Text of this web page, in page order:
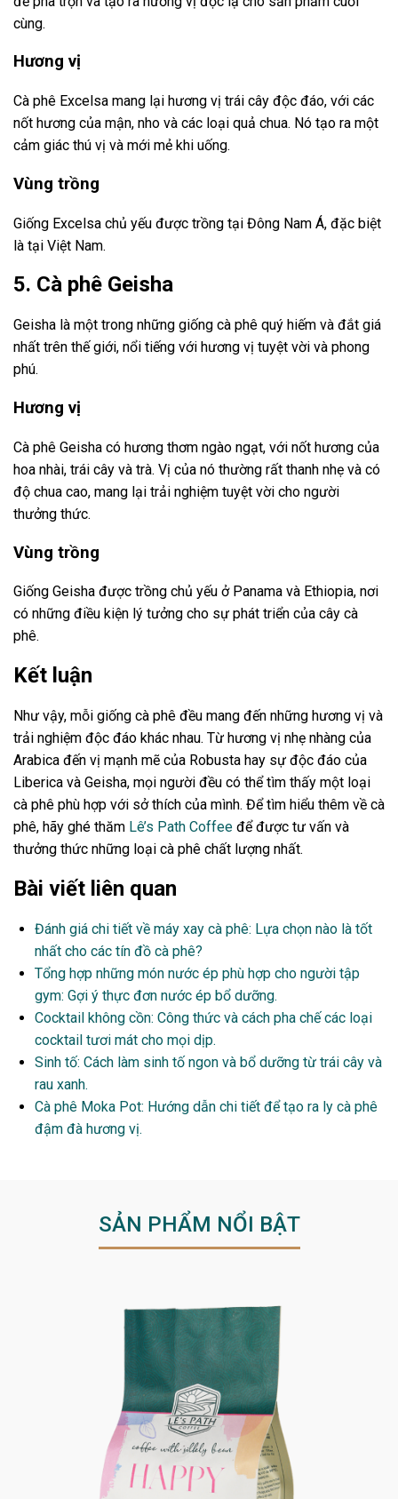
cùng.
Hương vị
Cà phê Excelsa mang lại hương vị trái cây độc đáo, với các
nốt hương của mận, nho và các loại quả chua. Nó tạo ra một
cảm giác thú vị và mới mẻ khi uống.
Vùng trồng
Giống Excelsa chủ yếu được trồng tại Đông Nam Á, đặc biệt
là tại Việt Nam.
5. Cà phê Geisha
Geisha là một trong những giống cà phê quý hiếm và đắt giá
nhất trên thế giới, nổi tiếng với hương vị tuyệt vời và phong
phú.
Hương vị
Cà phê Geisha có hương thơm ngào ngạt, với nốt hương của
hoa nhài, trái cây và trà. Vị của nó thường rất thanh nhẹ và có
độ chua cao, mang lại trải nghiệm tuyệt vời cho người
thưởng thức.
Vùng trồng
Giống Geisha được trồng chủ yếu ở Panama và Ethiopia, nơi
có những điều kiện lý tưởng cho sự phát triển của cây cà
phê.
Kết luận
Như vậy, mỗi giống cà phê đều mang đến những hương vị và
trải nghiệm độc đáo khác nhau. Từ hương vị nhẹ nhàng của
Arabica đến vị mạnh mẽ của Robusta hay sự độc đáo của
Liberica và Geisha, mọi người đều có thể tìm thấy một loại
cà phê phù hợp với sở thích của mình. Để tìm hiểu thêm về cà
phê, hãy ghé thăm Lê’s Path Coffee để được tư vấn và
thưởng thức những loại cà phê chất lượng nhất.
Bài viết liên quan
Đánh giá chi tiết về máy xay cà phê: Lựa chọn nào là tốt
nhất cho các tín đồ cà phê?
Tổng hợp những món nước ép phù hợp cho người tập
gym: Gợi ý thực đơn nước ép bổ dưỡng.
Cocktail không cồn: Công thức và cách pha chế các loại
cocktail tươi mát cho mọi dịp.
Sinh tố: Cách làm sinh tố ngon và bổ dưỡng từ trái cây và
rau xanh.
Cà phê Moka Pot: Hướng dẫn chi tiết để tạo ra ly cà phê
đậm đà hương vị.
SẢN PHẨM NỔI BẬT